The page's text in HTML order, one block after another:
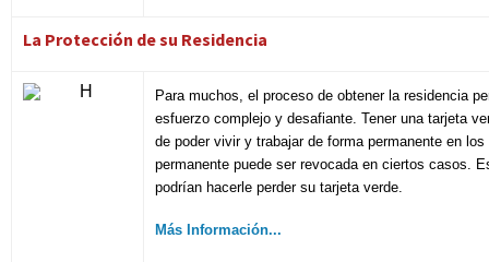
La Protección de su Residencia
Para muchos, el proceso de obtener la residencia
esfuerzo complejo y desafiante. Tener una tarjeta
de poder vivir y trabajar de forma permanente en
permanente puede ser revocada en ciertos casos.
podrían hacerle perder su tarjeta verde.
Más Información...